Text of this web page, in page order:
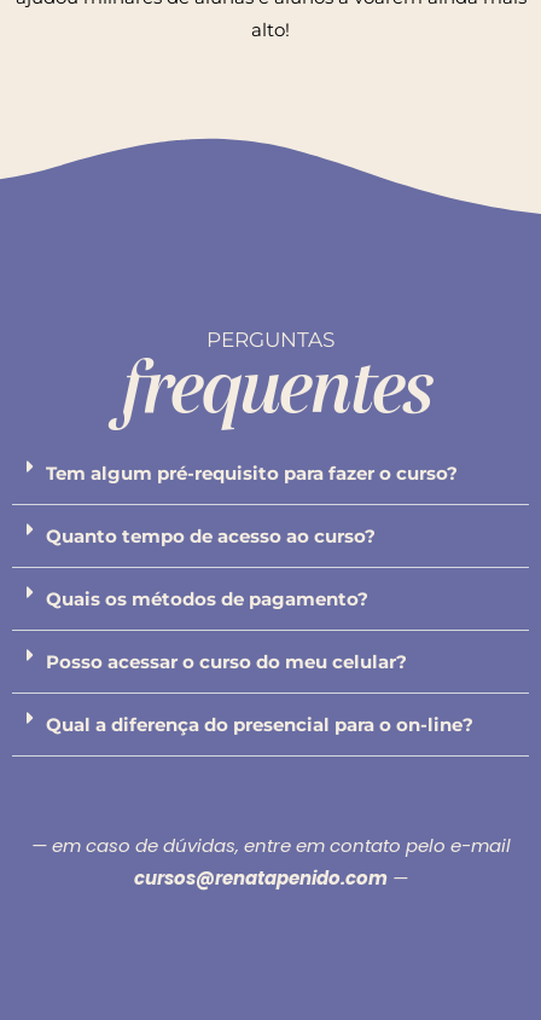
alto!
PERGUNTAS
frequentes
Tem algum pré-requisito para fazer o curso?
Quanto tempo de acesso ao curso?
Quais os métodos de pagamento?
Posso acessar o curso do meu celular?
Qual a diferença do presencial para o on-line?
— em caso de dúvidas, entre em contato pelo e-mail
cursos@renatapenido.com —